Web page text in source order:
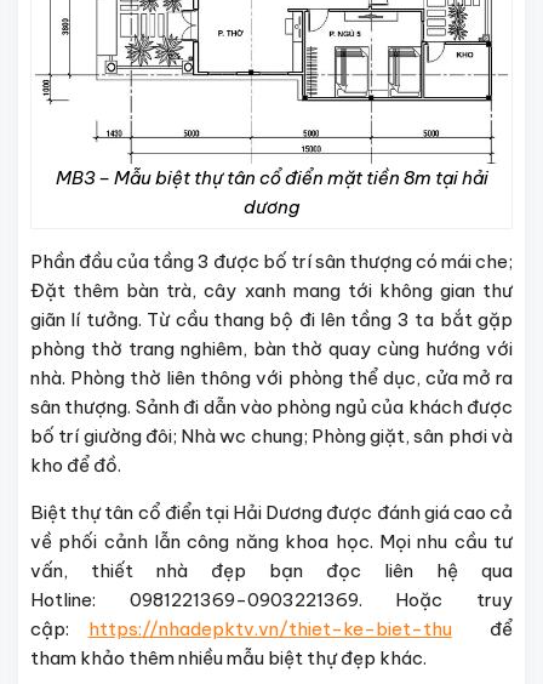
MB3 – Mẫu biệt thự tân cổ điển mặt tiền 8m tại hải
dương
Phần đầu của tầng 3 được bố trí sân thượng có mái che;
Đặt thêm bàn trà, cây xanh mang tới không gian thư
giãn lí tưởng. Từ cầu thang bộ đi lên tầng 3 ta bắt gặp
phòng thờ trang nghiêm, bàn thờ quay cùng hướng với
nhà. Phòng thờ liên thông với phòng thể dục, cửa mở ra
sân thượng. Sảnh đi dẫn vào phòng ngủ của khách được
bố trí giường đôi; Nhà wc chung; Phòng giặt, sân phơi và
kho để đồ.
Biệt thự tân cổ điển tại Hải Dương được đánh giá cao cả
về phối cảnh lẫn công năng khoa học. Mọi nhu cầu tư
vấn, thiết nhà đẹp bạn đọc liên hệ qua
Hotline: 0981221369-0903221369. Hoặc truy
cập: https://nhadepktv.vn/thiet-ke-biet-thuđể
tham khảo thêm nhiều mẫu biệt thự đẹp khác.